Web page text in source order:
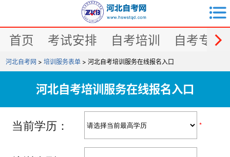

首页 考试安排 自考培训 自考专业

河北自考网 >培训服务表单 > 河北自考培训服务在线报名入口
河北自考培训服务在线报名入口